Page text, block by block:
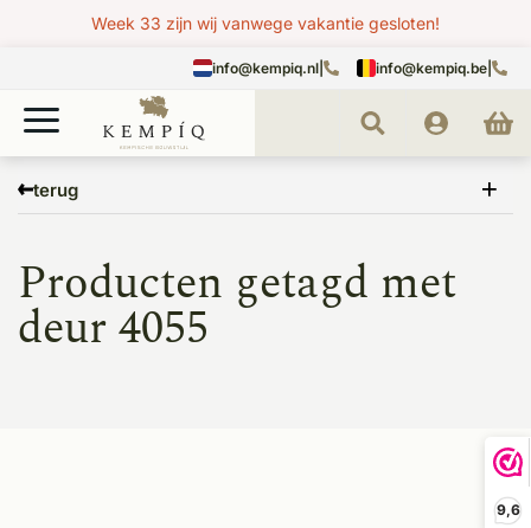
9,6
Week 33 zijn wij vanwege vakantie gesloten!
info@kempiq.nl info@kempiq.be
terug
deur 4055
Producten getagd met
deur 4055